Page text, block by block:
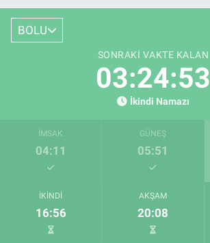
BOLU
SONRAKI VAKTE KALAN
03:24:52
İkindi Namazı
İMSAK
04:11
GÜNEŞ
05:51
İKINDI
16:56
AKŞAM
20:08